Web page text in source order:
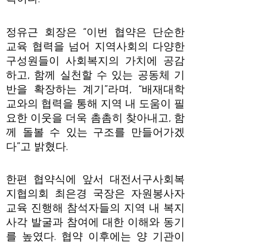
정유근 회장은 “이번 협약은 단순한
교육 협력을 넘어 지역사회의 다양한
구성원들이 사회복지의 가치에 공감
하고, 함께 실천할 수 있는 공동체 기
반을 확장하는 계기”라며, “배재대학
교와의 협력을 통해 지역 내 도움이 필
요한 이웃을 더욱 촘촘히 찾아내고, 함
께 돌볼 수 있는 구조를 만들어가겠
다”고 밝혔다.
한편 협약식에 앞서 대전서구사회복
지협의회 최은경 국장은 자원봉사자
교육 진행해 참석자들의 지역 내 복지
사각 발굴과 참여에 대한 이해와 동기
를 높였다. 협약 이후에는 양 기관이